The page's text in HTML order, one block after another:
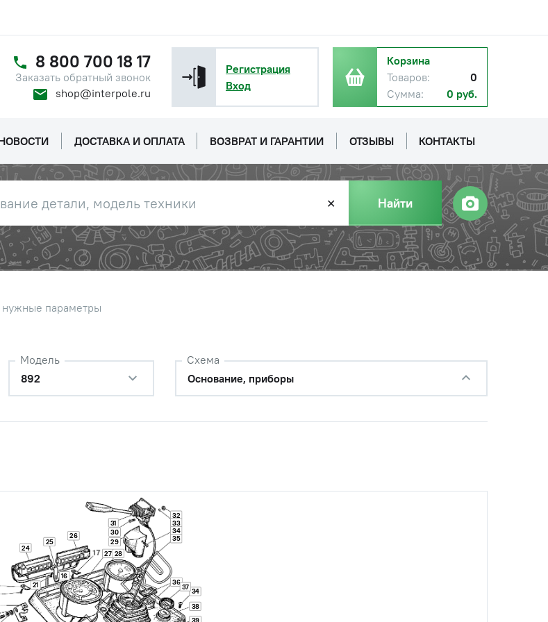
8 800 700 18 17
Заказать обратный звонок
shop@interpole.ru
Регистрация
Вход
Корзина
Товаров:
0
Сумма:
0 руб.
ДОСТАВКА И ОПЛАТА ВОЗВРАТ И ГАРАНТИИ ОТЗЫВЫ КОНТАКТЫ
✕ Найти
нужные параметры
Модель
892
Схема
Основание, приборы
16
21
24
25
26
27 28
29
30
31
32
33
34
34
35
36
37
38
39